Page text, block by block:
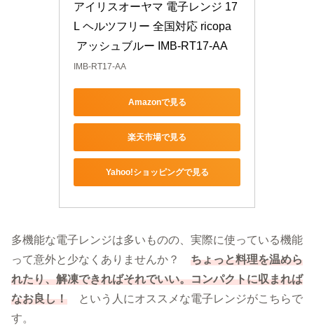
アイリスオーヤマ 電子レンジ 17
L ヘルツフリー 全国対応 ricopa
アッシュブルー IMB-RT17-AA
IMB-RT17-AA
Amazonで見る
楽天市場で見る
Yahoo!ショッピングで見る
多機能な電子レンジは多いものの、実際に使っている機能
って意外と少なくありませんか？ ちょっと料理を温めら
れたり、解凍できればそれでいい。コンパクトに収まれば
なお良し！ という人にオススメな電子レンジがこちらで
す。